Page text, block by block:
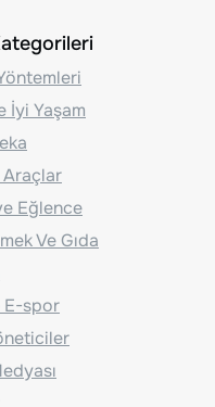
İyi Yaşam
Eğlence
Ve Gıda
E-spor